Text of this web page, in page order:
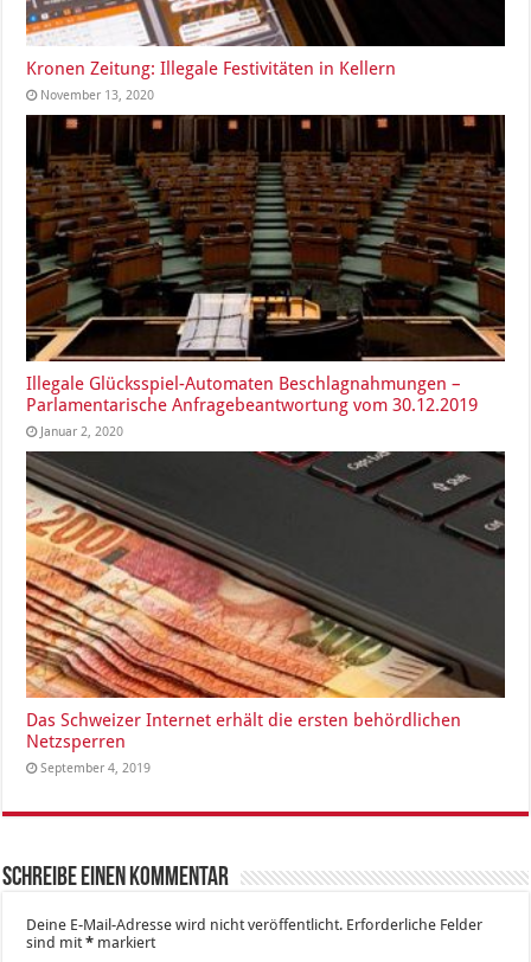
Kronen Zeitung: Illegale Festivitäten in Kellern
November 13, 2020
Illegale Glücksspiel-Automaten Beschlagnahmungen –
Parlamentarische Anfragebeantwortung vom 30.12.2019
Januar 2, 2020
Das Schweizer Internet erhält die ersten behördlichen
Netzsperren
September 4, 2019
Schreibe einen Kommentar
Deine E-Mail-Adresse wird nicht veröffentlicht. Erforderliche Felder
sind mit* markiert